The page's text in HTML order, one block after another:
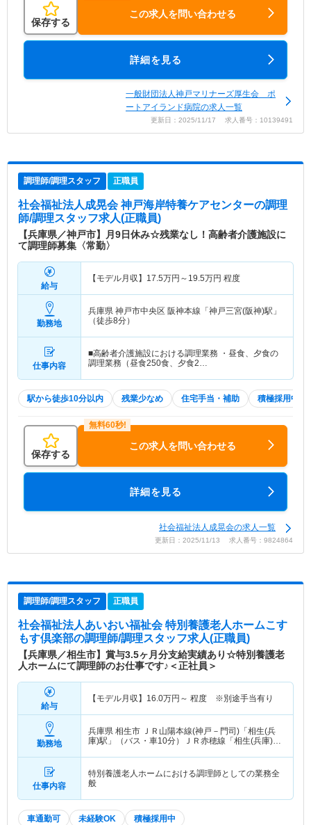
保存する
この求人を問い合わせる
詳細を見る
一般財団法人神戸マリナーズ厚生会 ポ
ートアイランド病院の求人一覧
更新日：2025/11/17 求人番号：10139491
調理師/調理スタッフ 正職員
社会福祉法人成晃会 神戸海岸特養ケアセンターの調理
師/調理スタッフ求人(正職員)
【兵庫県／神戸市】月9日休み☆残業なし！高齢者介護施設に
て調理師募集〈常勤〉
給与
【モデル月収】 17.5万円～ 19.5万円 程度
勤務地
兵庫県 神戸市中央区 阪神本線「神戸三宮(阪神)駅」
（徒歩8分）
仕事内容
■高齢者介護施設における調理業務 ・昼食、夕食の
調理業務（昼食250食、夕食2…
駅から徒歩10分以内 残業少なめ 住宅手当・補助 積極採用中
保存する
この求人を問い合わせる
詳細を見る
社会福祉法人成晃会の求人一覧
更新日：2025/11/13 求人番号：9824864
調理師/調理スタッフ 正職員
社会福祉法人あいおい福祉会 特別養護老人ホームこす
もす倶楽部の調理師/調理スタッフ求人(正職員)
【兵庫県／相生市】賞与3.5ヶ月分支給実績あり☆特別養護老
人ホームにて調理師のお仕事です♪＜正社員＞
給与
【モデル月収】 16.0万円～ 程度 ※別途手当有り
勤務地
兵庫県 相生市 ＪＲ山陽本線(神戸－門司)「相生(兵
庫)駅」（バス・車10分）ＪＲ赤穂線「相生(兵庫)
仕事内容
特別養護老人ホームにおける調理師としての業務全
般
車通勤可 未経験OK 積極採用中